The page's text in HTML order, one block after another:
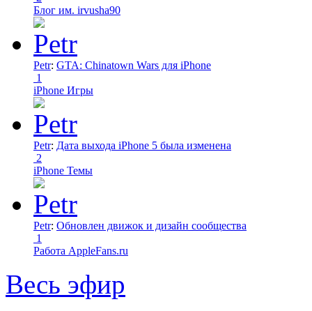
Блог им. irvusha90
Petr: GTA: Chinatown Wars для iPhone
1
iPhone Игры
Petr: Дата выхода iPhone 5 была изменена
2
iPhone Темы
Petr: Обновлен движок и дизайн сообщества
1
Работа AppleFans.ru
Весь эфир